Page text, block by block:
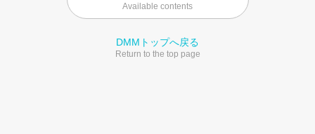
Available contents
DMMトップへ戻る
Return to the top page